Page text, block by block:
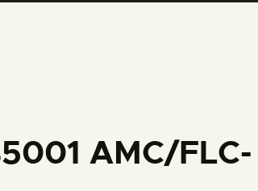
AMC/FLC-